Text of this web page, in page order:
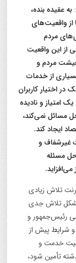
به عقیده بنده،
از واقعیت‌های
مردم
از این واقعیت
مردم و
از خدمات
در اختیار کاربران
یک امتیاز و نادیده
مسائل نمی‌کند،
ایجاد کند.
غیرشفاف و
حل مسئله
تلاش زیادی
مشکل تلاش جدی
رئیس‌جمهور و
شرایط پیش از
خدمت و
تأمین شود،